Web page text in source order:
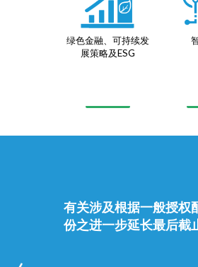
绿色金融、可持续发
展策略及ESG
有关涉及根据一般授权
份之进一步延长最后截